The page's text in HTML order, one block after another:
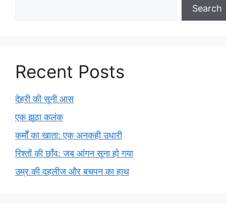
Search
Recent Posts
देहरी की सूनी आस
एक झूठा कलंक
कर्मों का खाता: एक अनकही उधारी
रिश्तों की छाँव: जब आंगन सूना हो गया
उम्र की दहलीज और बचपन का हाथ